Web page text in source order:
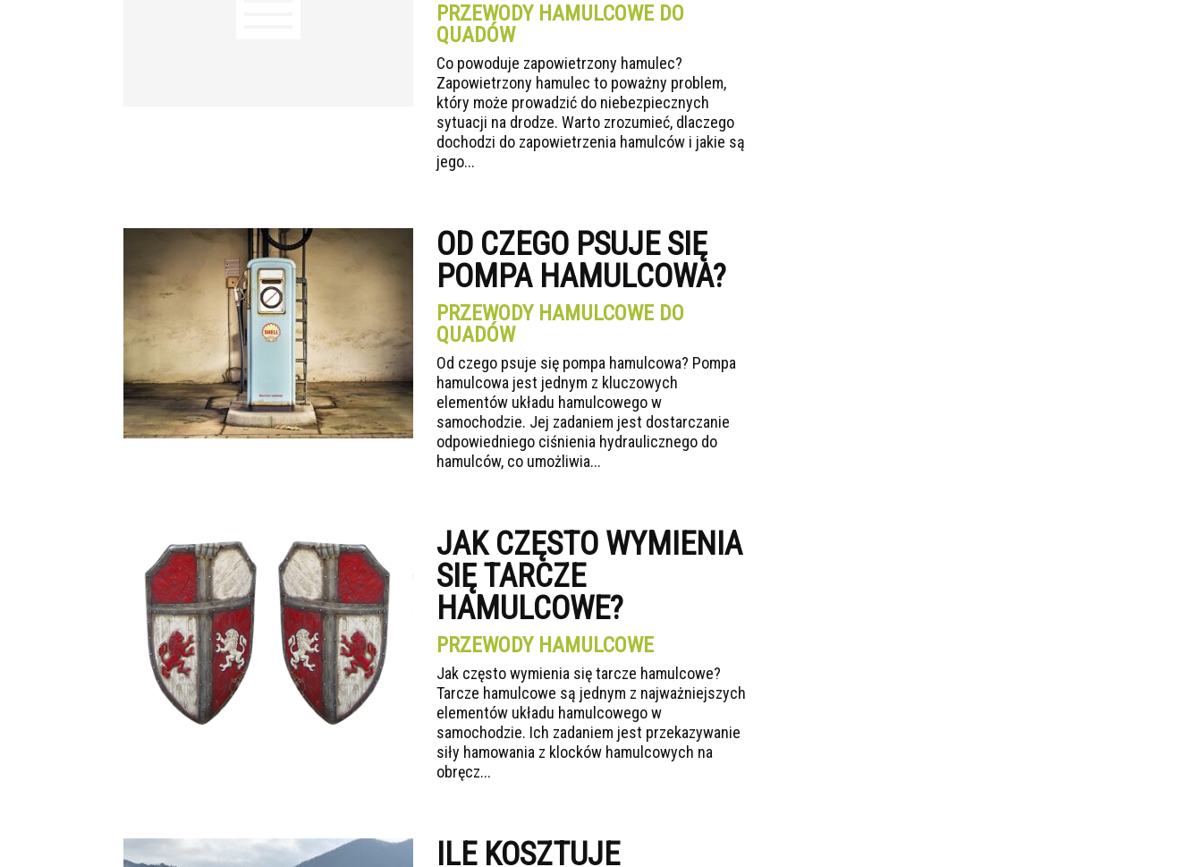
PRZEWODY HAMULCOWE DO
QUADÓW
Co powoduje zapowietrzony hamulec?
Zapowietrzony hamulec to poważny problem,
który może prowadzić do niebezpiecznych
sytuacji na drodze. Warto zrozumieć, dlaczego
dochodzi do zapowietrzenia hamulców i jakie są
jego...
OD CZEGO PSUJE SIĘ
POMPA HAMULCOWA?
PRZEWODY HAMULCOWE DO
QUADÓW
Od czego psuje się pompa hamulcowa? Pompa
hamulcowa jest jednym z kluczowych
elementów układu hamulcowego w
samochodzie. Jej zadaniem jest dostarczanie
odpowiedniego ciśnienia hydraulicznego do
hamulców, co umożliwia...
JAK CZĘSTO WYMIENIA
SIĘ TARCZE
HAMULCOWE?
PRZEWODY HAMULCOWE
Jak często wymienia się tarcze hamulcowe?
Tarcze hamulcowe są jednym z najważniejszych
elementów układu hamulcowego w
samochodzie. Ich zadaniem jest przekazywanie
siły hamowania z klocków hamulcowych na
obręcz...
ILE KOSZTUJE